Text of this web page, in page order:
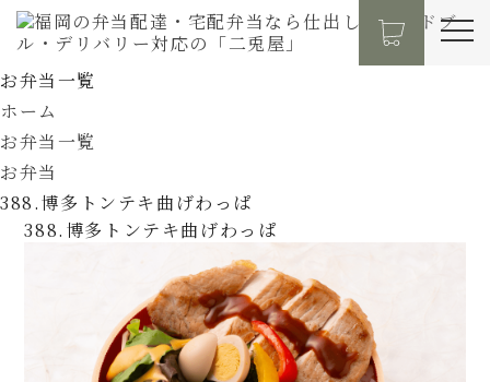
お弁当一覧
ホーム
お弁当一覧
お弁当
388.博多トンテキ曲げわっぱ
388.博多トンテキ曲げわっぱ